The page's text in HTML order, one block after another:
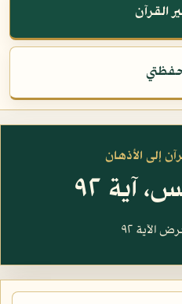
القرآن
إلى الأذهان
آية ٩٢
الآية ٩٢